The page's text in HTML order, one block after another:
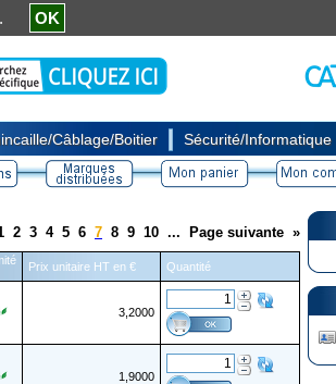
Câblage/Boitier Sécurité/Informatique
2 3 4 5 6 7 8 9 10 ... Page suivante »
Prix unitaire HT en € Quantité
3,2000
1,9000
OK